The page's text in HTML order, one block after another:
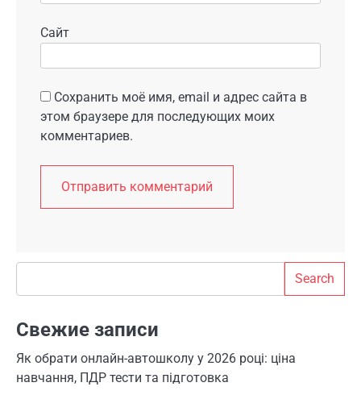
Сайт
Сохранить моё имя, email и адрес сайта в
этом браузере для последующих моих
комментариев.
Search
Свежие записи
Як обрати онлайн-автошколу у 2026 році: ціна
навчання, ПДР тести та підготовка